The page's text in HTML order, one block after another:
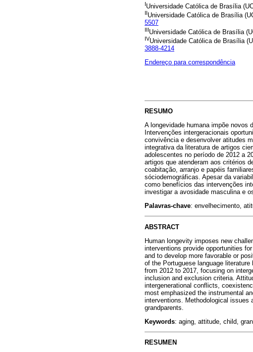
IUniversidade Católica de Brasília
IIUniversidade Católica de Brasília
5507
IIIUniversidade Católica de Brasília
IVUniversidade Católica de Brasília
3888-4214
Endereço para correspondência
RESUMO
A longevidade humana impõe novos
Intervenções intergeracionais
convivência e desenvolver atitudes
integrativa da literatura de artigos
adolescentes no período de 2012 a
artigos que atenderam aos critérios
coabitação, arranjo e papéis
sóciodemográficas. Apesar da
como benefícios das intervenções
investigar a avosidade masculina e
Palavras-chave: envelhecimento,
ABSTRACT
Human longevity imposes new
interventions provide opportunities
and to develop more favorable or
of the Portuguese language
from 2012 to 2017, focusing on
inclusion and exclusion criteria.
intergenerational conflicts,
most emphasized the instrumental
interventions. Methodological issues
grandparents.
Keywords: aging, attitude, child,
RESUMEN